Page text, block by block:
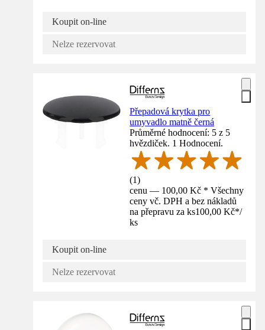
Koupit on-line
Nelze rezervovat
Přepadová krytka pro
umyvadlo matně černá
Průměrné hodnocení: 5 z 5
hvězdiček. 1 Hodnocení.
(1)
cenu — 100,00 Kč * Všechny
ceny vč. DPH a bez nákladů
na přepravu za ks100,00 Kč*/
ks
Koupit on-line
Nelze rezervovat